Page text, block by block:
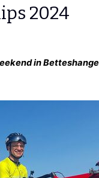
CycleVision
2024
in